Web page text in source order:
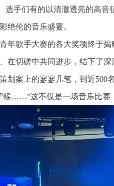
选手们有的以清澈透亮的高
绝伦的音乐盛宴。
年歌手大赛的各大奖项终于
在切磋中共同进步，结下了深
划案上的寥寥几笔，到近
……”这不仅是一场音乐比赛